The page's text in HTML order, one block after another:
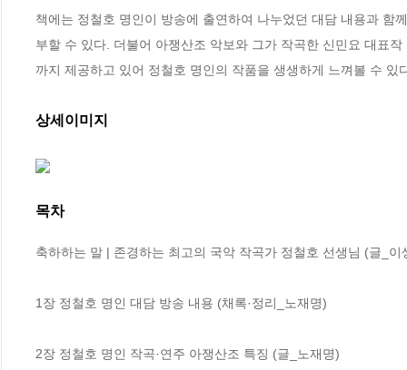
책에는 정철호 명인이 방송에 출연하여 나누었던 대담 내용과 함
부할 수 있다. 더불어 아쟁산조 악보와 그가 작곡한 신민요 대표
까지 제공하고 있어 정철호 명인의 작품을 생생하게 느껴볼 수 있
상세이미지
목차
축하하는 말 | 존경하는 최고의 국악 작곡가 정철호 선생님 (글_이
1장 정철호 명인 대담 방송 내용 (채록·정리_노재명)
2장 정철호 명인 작곡·연주 아쟁산조 특징 (글_노재명)